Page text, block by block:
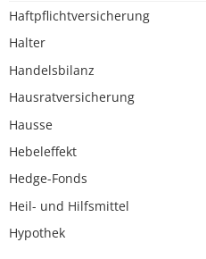
Haftpflichtversicherung
Halter
Handelsbilanz
Hausratversicherung
Hausse
Hebeleffekt
Hedge-Fonds
Heil- und Hilfsmittel
Hypothek